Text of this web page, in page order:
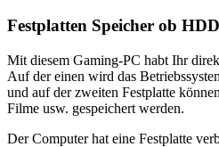
Festplatten Speicher ob
Mit diesem Gaming-PC habt Ihr
Auf der einen wird das
und auf der zweiten Festplatte
Filme usw. gespeichert werden.
Der Computer hat eine Festplatte